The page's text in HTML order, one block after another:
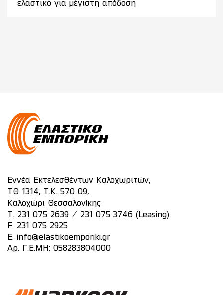
ελαστικό για μέγιστη απόδοση
Εννέα Εκτελεσθέντων Καλοχωριτών,
ΤΘ 1314, Τ.Κ. 570 09,
Καλοχώρι Θεσσαλονίκης
T. 231 075 2639 / 231 075 3746 (Leasing)
F. 231 075 2925
E. info@elastikoemporiki.gr
Αρ. Γ.Ε.ΜΗ: 058283804000